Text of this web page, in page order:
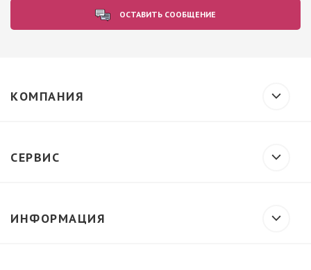
ОСТАВИТЬ СООБЩЕНИЕ
КОМПАНИЯ
СЕРВИС
ИНФОРМАЦИЯ